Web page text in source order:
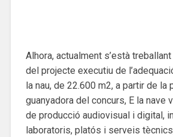
Alhora, actualment s’està
del projecte executiu de
la nau, de 22.600 m2, a partir de la
guanyadora del concurs, E la nave
de producció audiovisual i digital,
laboratoris, platós i serveis